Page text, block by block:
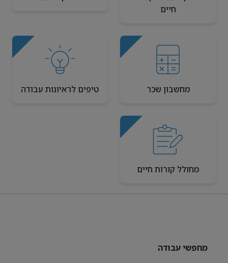
חיים
מחשבון שכר טיפים לראיונות עבודה
מחולל קורות חיים
מחפשי עבודה